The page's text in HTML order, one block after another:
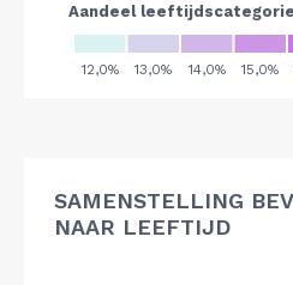
SAMENSTELLING
NAAR LEEFTIJD